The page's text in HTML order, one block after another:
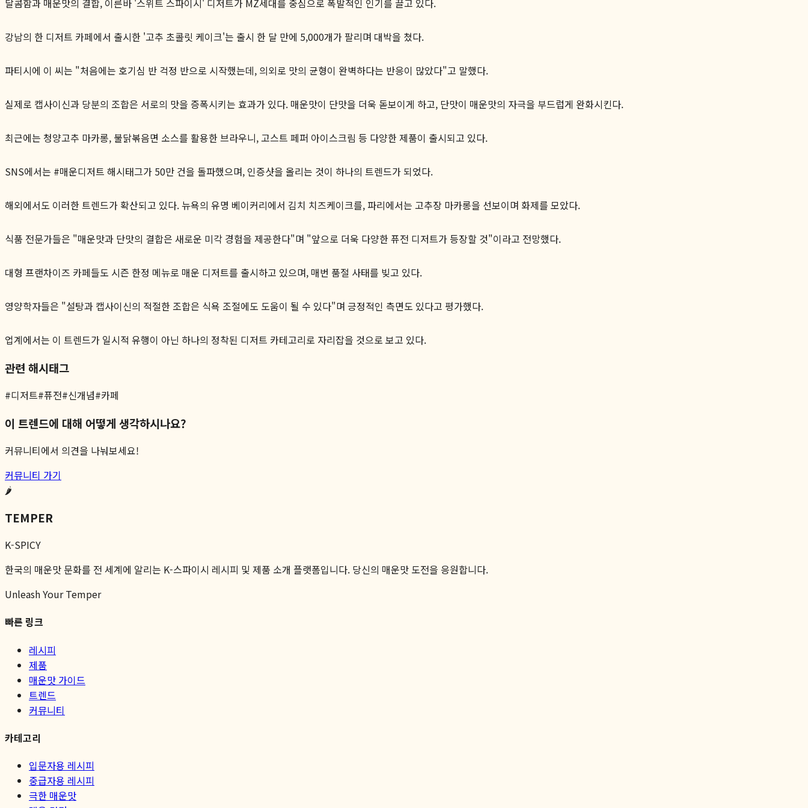
강남의 한 디저트 카페에서 출시한 '고추 초콜릿 케이크'는 출시 한 달 만에 5,000개가 팔리며 대박을 쳤다.
파티시에 이 씨는 "처음에는 호기심 반 걱정 반으로 시작했는데, 의외로 맛의 균형이 완벽하다는 반응이 많았다"고 말했다.
실제로 캡사이신과 당분의 조합은 서로의 맛을 증폭시키는 효과가 있다. 매운맛이 단맛을 더욱 돋보이게 하고, 단맛이 매운맛의 자극을 부드럽게 완화시킨다.
최근에는 청양고추 마카롱, 불닭볶음면 소스를 활용한 브라우니, 고스트 페퍼 아이스크림 등 다양한 제품이 출시되고 있다.
SNS에서는 #매운디저트 해시태그가 50만 건을 돌파했으며, 인증샷을 올리는 것이 하나의 트렌드가 되었다.
해외에서도 이러한 트렌드가 확산되고 있다. 뉴욕의 유명 베이커리에서 김치 치즈케이크를, 파리에서는 고추장 마카롱을 선보이며 화제를 모았다.
식품 전문가들은 "매운맛과 단맛의 결합은 새로운 미각 경험을 제공한다"며 "앞으로 더욱 다양한 퓨전 디저트가 등장할 것"이라고 전망했다.
대형 프랜차이즈 카페들도 시즌 한정 메뉴로 매운 디저트를 출시하고 있으며, 매번 품절 사태를 빚고 있다.
영양학자들은 "설탕과 캡사이신의 적절한 조합은 식욕 조절에도 도움이 될 수 있다"며 긍정적인 측면도 있다고 평가했다.
업계에서는 이 트렌드가 일시적 유행이 아닌 하나의 정착된 디저트 카테고리로 자리잡을 것으로 보고 있다.
관련 해시태그
#디저트#퓨전#신개념#카페
이 트렌드에 대해 어떻게 생각하시나요?
커뮤니티에서 의견을 나눠보세요!
커뮤니티 가기
🌶️
TEMPER
K-SPICY
한국의 매운맛 문화를 전 세계에 알리는 K-스파이시 레시피 및 제품 소개 플랫폼입니다. 당신의 매운맛 도전을 응원합니다.
Unleash Your Temper
빠른 링크
레시피
제품
매운맛 가이드
트렌드
커뮤니티
카테고리
입문자용 레시피
중급자용 레시피
극한 매운맛